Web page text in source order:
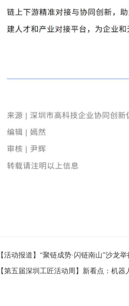
【活动报道】“聚链成势·闪链南山”沙龙
【第五届深圳工匠活动周】新看点：机器